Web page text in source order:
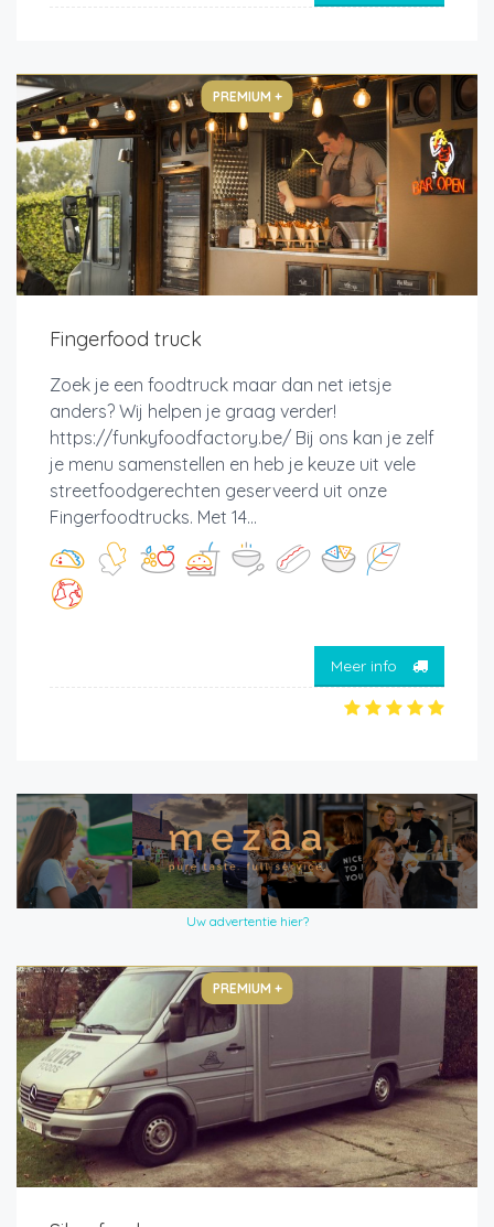
PREMIUM +
Fingerfood truck
Zoek je een foodtruck maar dan net ietsje
anders? Wij helpen je graag verder!
https://funkyfoodfactory.be/ Bij ons kan je zelf
je menu samenstellen en heb je keuze uit vele
streetfoodgerechten geserveerd uit onze
Fingerfoodtrucks. Met 14...
Meer info
Uw advertentie hier?
PREMIUM +